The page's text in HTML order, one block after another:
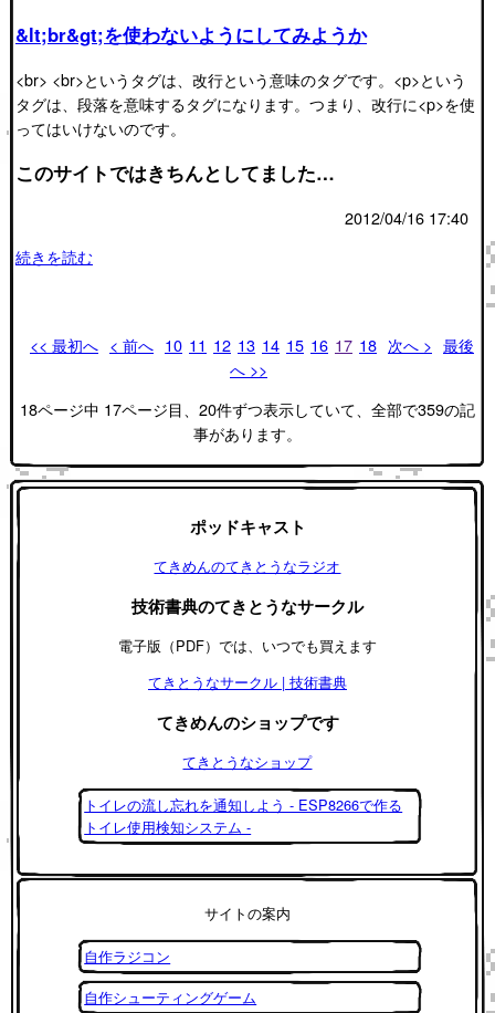
&lt;br&gt;を使わないようにしてみようか
<br> <br>というタグは、改行という意味のタグです。<p>という
タグは、段落を意味するタグになります。つまり、改行に<p>を使
ってはいけないのです。
このサイトではきちんとしてました…
2012/04/16 17:40
続きを読む
<< 最初へ < 前へ 10 11 12 13 14 15 16 17 18 次へ > 最後
へ >>
18ページ中 17ページ目、20件ずつ表示していて、全部で359の記
事があります。
ポッドキャスト
てきめんのてきとうなラジオ
技術書典のてきとうなサークル
電子版（PDF）では、いつでも買えます
てきとうなサークル | 技術書典
てきめんのショップです
てきとうなショップ
トイレの流し忘れを通知しよう - ESP8266で作る
トイレ使用検知システム -
サイトの案内
自作ラジコン
自作シューティングゲーム